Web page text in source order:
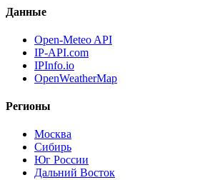
Данные
Open-Meteo API
IP-API.com
IPInfo.io
OpenWeatherMap
Регионы
Москва
Сибирь
Юг России
Дальний Восток